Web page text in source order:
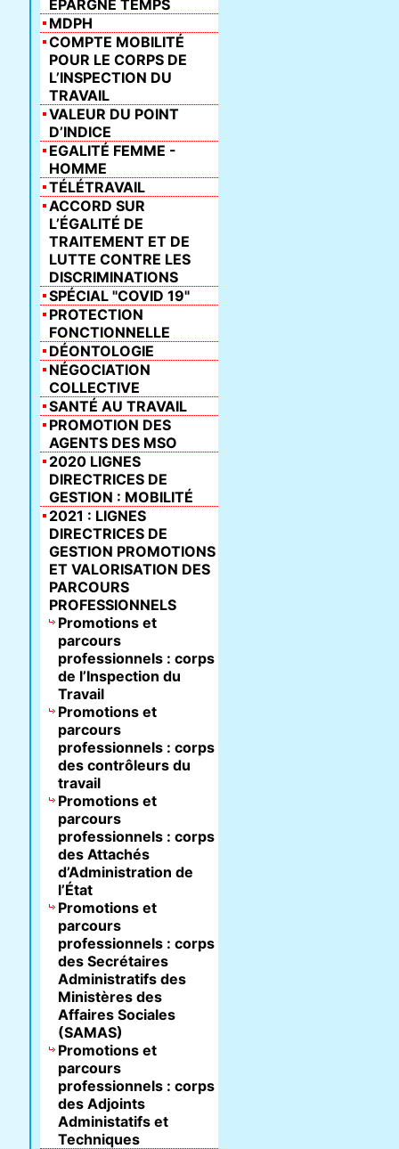
ÉPARGNE TEMPS
MDPH
COMPTE MOBILITÉ
POUR LE CORPS DE
L’INSPECTION DU
TRAVAIL
VALEUR DU POINT
D’INDICE
EGALITÉ FEMME -
HOMME
TÉLÉTRAVAIL
ACCORD SUR
L’ÉGALITÉ DE
TRAITEMENT ET DE
LUTTE CONTRE LES
DISCRIMINATIONS
SPÉCIAL "COVID 19"
PROTECTION
FONCTIONNELLE
DÉONTOLOGIE
NÉGOCIATION
COLLECTIVE
SANTÉ AU TRAVAIL
PROMOTION DES
AGENTS DES MSO
2020 LIGNES
DIRECTRICES DE
GESTION : MOBILITÉ
2021 : LIGNES
DIRECTRICES DE
GESTION PROMOTIONS
ET VALORISATION DES
PARCOURS
PROFESSIONNELS
Promotions et
parcours
professionnels : corps
de l’Inspection du
Travail
Promotions et
parcours
professionnels : corps
des contrôleurs du
travail
Promotions et
parcours
professionnels : corps
des Attachés
d’Administration de
l’État
Promotions et
parcours
professionnels : corps
des Secrétaires
Administratifs des
Ministères des
Affaires Sociales
(SAMAS)
Promotions et
parcours
professionnels : corps
des Adjoints
Administatifs et
Techniques